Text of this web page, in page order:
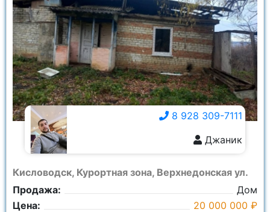
Кисловодск, Курортная зона, Верхнедонская ул.
Продажа:
Дом
Цена:
20 000 000 ₽
8 928 309-7111
Джаник